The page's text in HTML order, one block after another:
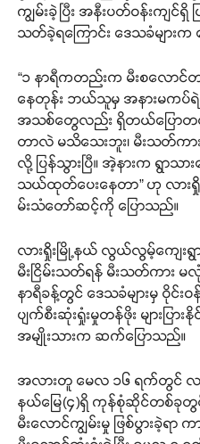
ကျွမ်းခဲ့ပြီး အနီးပတ်ဝန်းကျင်ရှိ ပ
သတ်ခဲ့ရကြောင်း ဒေသခံများက
“၁ နာရီကတည်းက မီးစလောင်
နေတုန်း ဘယ်သူမှ အနားမကပ်
အသစ်တွေလည်း ရှိတယ်ပြောတ
တာလဲ မသိသေးဘူး၊ မီးသတ်က
လို့ ပြန်သွားပြီ။ အဲ့နားက ရွာသား
သယ်ထုတ်ပေးနေတာ” ဟု လားရှို
မ်းသံတော်ဆင့်ကို ပြောသည်။
လားရှိုးမြို့နယ် လွယ်လွမ့်ကျေးရွ
မီးငြိမ်းသတ်ရန် မီးသတ်ကား
နာရီခန့်တွင် ဒေသခံများမှ ဝိုင်းဝ
ပျက်စီးဆုံးရှုံးမှုတန်ဖိုး များပြာ
အမျိုးသားက ဆက်ပြောသည်။
အလားတူ မေလ ၁၆ ရက်တွင် လာ
နယ်မြေ(၄)ရှိ ကုန်စုံဆိုင်တစ်ခုတွင်
မီးလောင်ကျွမ်းမှု ဖြစ်ပွားခဲ့ရာ